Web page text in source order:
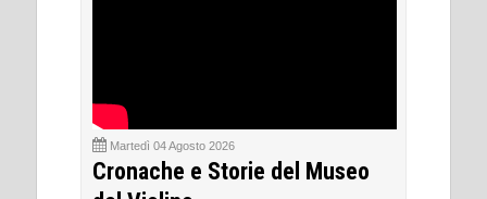
Martedì 04 Agosto 2026
Cronache e Storie del Museo